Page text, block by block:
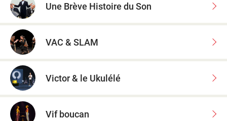
Une Brève Histoire du Son
VAC & SLAM
Victor & le Ukulélé
Vif boucan